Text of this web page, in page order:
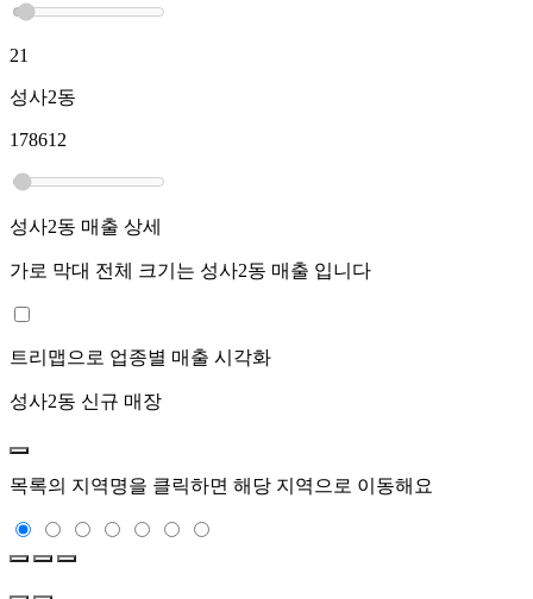
21
성사2동
178612
성사2동 매출 상세
가로 막대 전체 크기는 성사2동 매출 입니다
트리맵으로 업종별 매출 시각화
성사2동 신규 매장
목록의 지역명을 클릭하면 해당 지역으로 이동해요